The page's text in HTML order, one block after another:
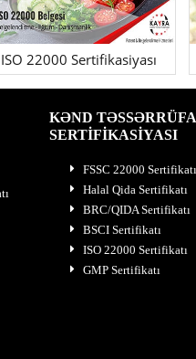
ISO 22000 Sertifikasiyası
KƏND
SERTİFİKASİYASI
FSSC 22000 Sertifikatı
Halal Qida Sertifikatı
BRC/QIDA Sertifikatı
BSCI Sertifikatı
ISO 22000 Sertifikatı
GMP Sertifikatı